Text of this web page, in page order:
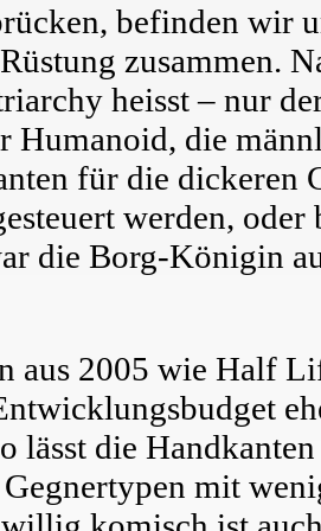
befinden wir
zusammen.
heisst – nur
Humanoid, die
für die dickeren
werden,
die Borg-Königin
aus 2005 wie Half
lässt die
mit